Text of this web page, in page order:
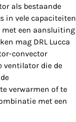
als bestaande
in vele capaciteiten
met een aansluiting
mag DRL Lucca
convector
ventilator die de
verwarmen of te
met een